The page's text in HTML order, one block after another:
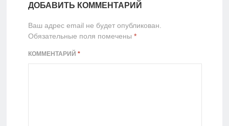
ДОБАВИТЬ КОММЕНТАРИЙ
Ваш адрес email не будет опубликован.
Обязательные поля помечены *
КОММЕНТАРИЙ *